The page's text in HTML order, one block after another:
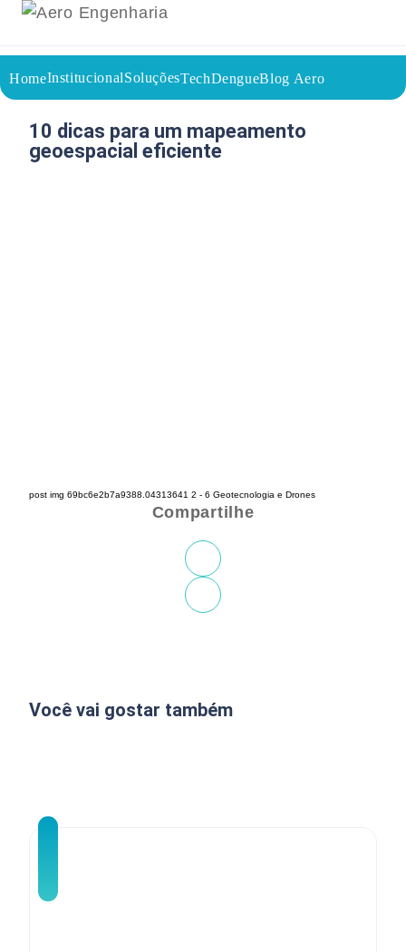
HomeInstitucionalSoluçõesTechDengueBlog Aero
18/05/2026
Voltar a página inicial do blog
10 dicas para um mapeamento
geoespacial eficiente
post img 69bc6e2b7a9388.04313641 2 - 6 Geotecnologia e Drones
Compartilhe
Você vai gostar também